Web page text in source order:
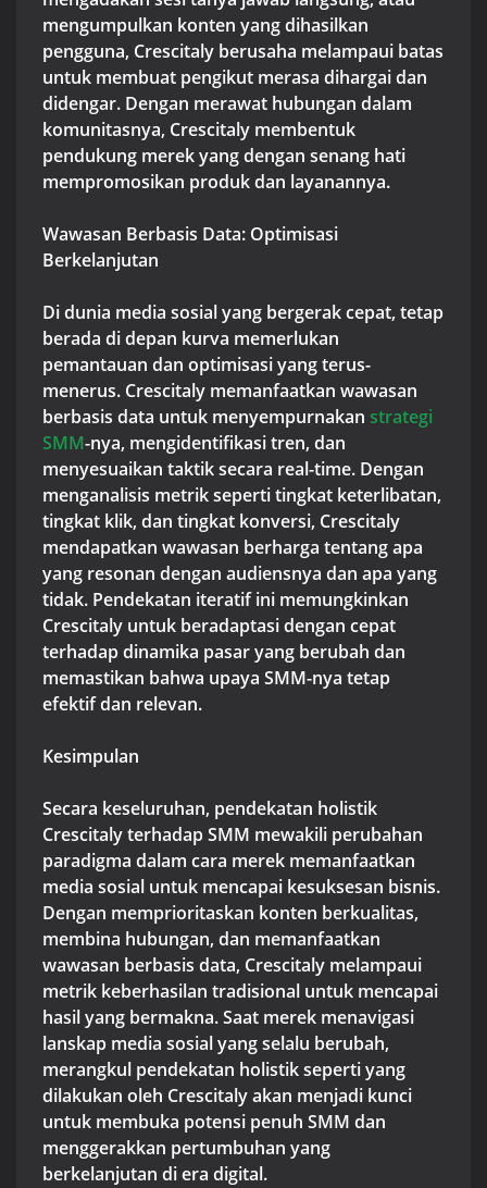
mengumpulkan konten yang dihasilkan
pengguna, Crescitaly berusaha melampaui batas
untuk membuat pengikut merasa dihargai dan
didengar. Dengan merawat hubungan dalam
komunitasnya, Crescitaly membentuk
pendukung merek yang dengan senang hati
mempromosikan produk dan layanannya.
Wawasan Berbasis Data: Optimisasi
Berkelanjutan
Di dunia media sosial yang bergerak cepat, tetap
berada di depan kurva memerlukan
pemantauan dan optimisasi yang terus-
menerus. Crescitaly memanfaatkan wawasan
berbasis data untuk menyempurnakan strategi
SMM-nya, mengidentifikasi tren, dan
menyesuaikan taktik secara real-time. Dengan
menganalisis metrik seperti tingkat keterlibatan,
tingkat klik, dan tingkat konversi, Crescitaly
mendapatkan wawasan berharga tentang apa
yang resonan dengan audiensnya dan apa yang
tidak. Pendekatan iteratif ini memungkinkan
Crescitaly untuk beradaptasi dengan cepat
terhadap dinamika pasar yang berubah dan
memastikan bahwa upaya SMM-nya tetap
efektif dan relevan.
Kesimpulan
Secara keseluruhan, pendekatan holistik
Crescitaly terhadap SMM mewakili perubahan
paradigma dalam cara merek memanfaatkan
media sosial untuk mencapai kesuksesan bisnis.
Dengan memprioritaskan konten berkualitas,
membina hubungan, dan memanfaatkan
wawasan berbasis data, Crescitaly melampaui
metrik keberhasilan tradisional untuk mencapai
hasil yang bermakna. Saat merek menavigasi
lanskap media sosial yang selalu berubah,
merangkul pendekatan holistik seperti yang
dilakukan oleh Crescitaly akan menjadi kunci
untuk membuka potensi penuh SMM dan
menggerakkan pertumbuhan yang
berkelanjutan di era digital.